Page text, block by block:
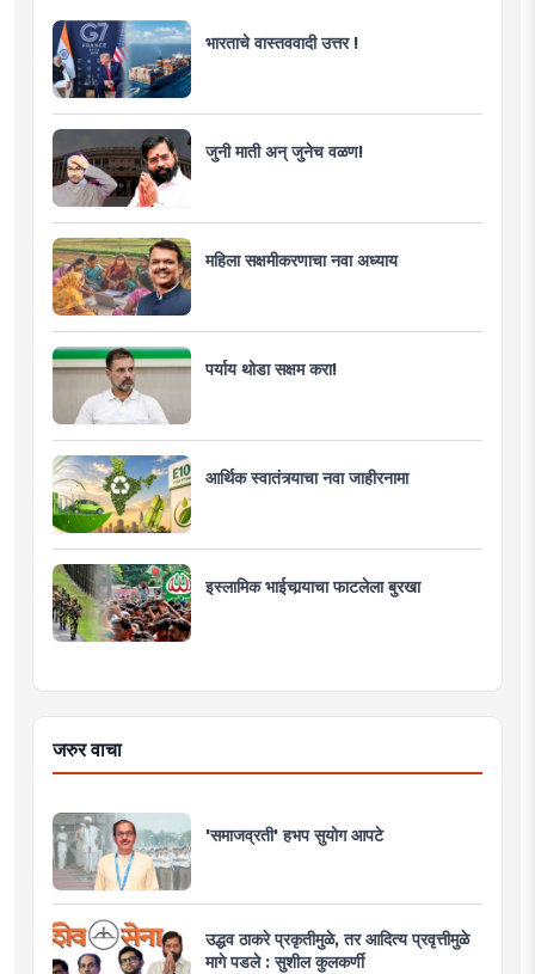
भारताचे वास्तववादी उत्तर !
जुनी माती अन् जुनेच वळण!
महिला सक्षमीकरणाचा नवा अध्याय
पर्याय थोडा सक्षम करा!
आर्थिक स्वातंत्र्याचा नवा जाहीरनामा
इस्लामिक भाईचार्‍याचा फाटलेला बुरखा
जरुर वाचा
'समाजव्रती' हभप सुयोग आपटे
उद्धव ठाकरे प्रकृतीमुळे, तर आदित्य प्रवृत्तीमुळे
मागे पडले : सुशील कुलकर्णी